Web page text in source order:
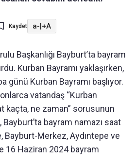
Kaydet a-|+A
Başkanlığı Bayburt’ta bayram
Kurban Bayramı yaklaşırken,
günü Kurban Bayramı başlıyor.
vatandaş “Kurban
kaçta, ne zaman” sorusunun
Bayburt’ta bayram namazı saat
Bayburt-Merkez, Aydıntepe ve
16 Haziran 2024 bayram